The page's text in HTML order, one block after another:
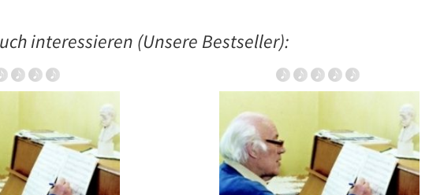
interessieren (Unsere Bestseller):